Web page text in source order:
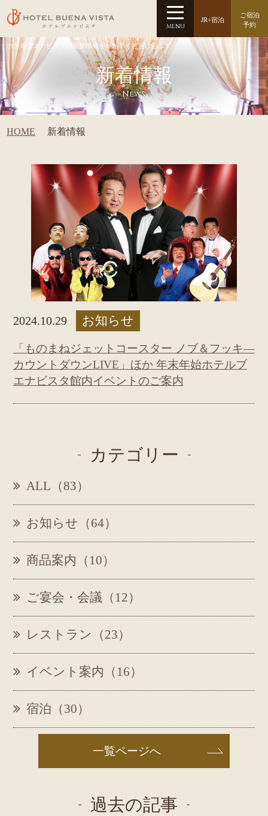
ホテルブエナビスタの最新情報をいち早くお届けします
新着情報
News
HOME 新着情報
2024.10.29 お知らせ
「ものまねジェットコースター ノブ＆フッキ―
カウントダウンLIVE」ほか 年末年始ホテルブ
エナビスタ館内イベントのご案内
カテゴリー
ALL（83）
お知らせ（64）
商品案内（10）
ご宴会・会議（12）
レストラン（23）
イベント案内（16）
宿泊（30）
一覧ページへ
過去の記事
MENU
JR+宿泊
ご宿泊
予約